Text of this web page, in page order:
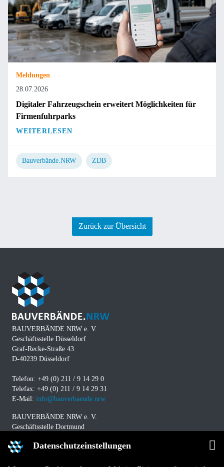
Datenschutzeinstellungen
Meldungen
28.07.2026
Digitaler Fahrzeugschein erweitert Möglichkeiten für
Firmenfuhrparks
WEITERLESEN
Bauverbände.NRW ZDB
Zurück zur Übersicht
BAUVERBÄNDE NRW e. V.
Geschäftsstelle Düsseldorf
Graf-Recke-Straße 43
D-40239 Düsseldorf
Telefon: +49 (0) 211 / 9 14 29 0
Telefax: +49 (0) 211 / 9 14 29 31
E-Mail: info@bauverbaende.nrw
BAUVERBÄNDE NRW e. V.
Geschäftsstelle Dortmund
D-44141 Dortmund